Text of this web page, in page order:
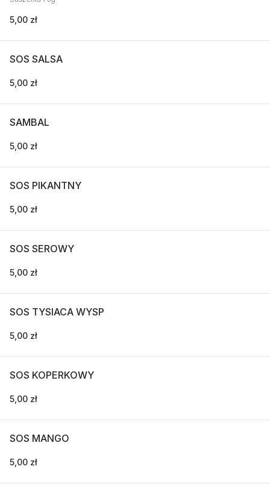
5,00 zł
SOS SALSA
5,00 zł
SAMBAL
5,00 zł
SOS PIKANTNY
5,00 zł
SOS SEROWY
5,00 zł
SOS TYSIACA WYSP
5,00 zł
SOS KOPERKOWY
5,00 zł
SOS MANGO
5,00 zł